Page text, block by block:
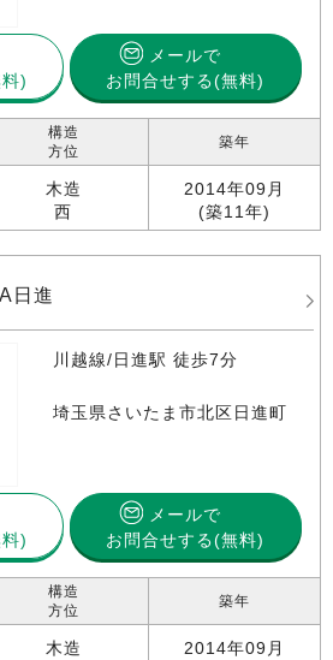
メールで
お問合せする(無料)
構造
方位
木造
西
築年
2014年09月
(築11年)
日進
川越線/日進駅 徒歩7分
埼玉県さいたま市北区日進町
メールで
お問合せする(無料)
構造
方位
木造
築年
2014年09月